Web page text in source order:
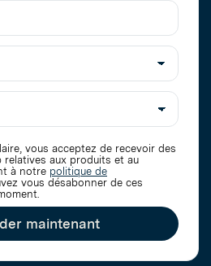
vous acceptez de recevoir des
relatives aux produits et au
à notre politique de
vous désabonner de ces
maintenant